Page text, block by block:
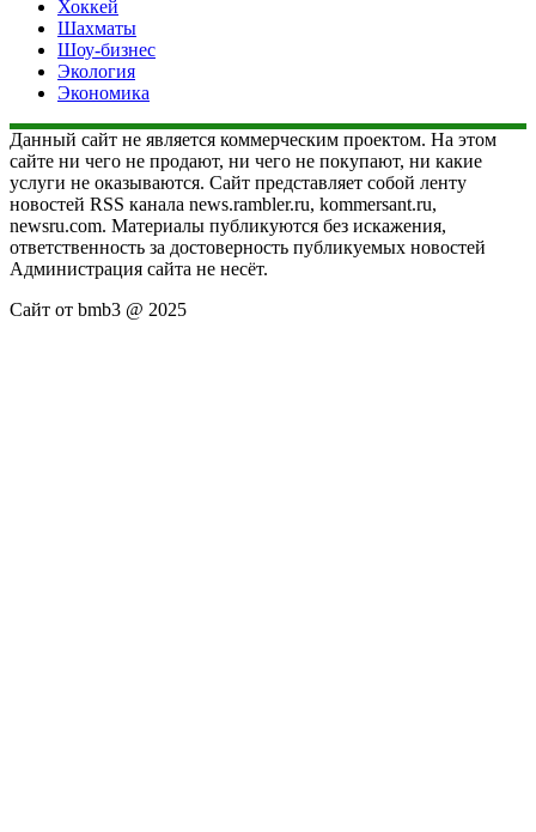
Хоккей
Шахматы
Шоу-бизнес
Экология
Экономика
Данный сайт не является коммерческим проектом. На этом
сайте ни чего не продают, ни чего не покупают, ни какие
услуги не оказываются. Сайт представляет собой ленту
новостей RSS канала news.rambler.ru, kommersant.ru,
newsru.com. Материалы публикуются без искажения,
ответственность за достоверность публикуемых новостей
Администрация сайта не несёт.
Сайт от bmb3 @ 2025